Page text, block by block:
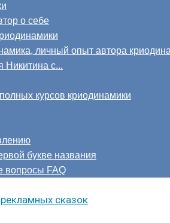
о себе
личный опыт автора
Никитина с...
курсов криодинамики
букве названия
вопросы FAQ
сказок